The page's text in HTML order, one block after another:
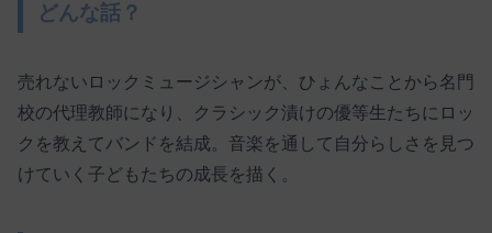
どんな話？
売れないロックミュージシャンが、ひょんなことから名門
校の代理教師になり、クラシック漬けの優等生たちにロッ
クを教えてバンドを結成。音楽を通して自分らしさを見つ
けていく子どもたちの成長を描く。